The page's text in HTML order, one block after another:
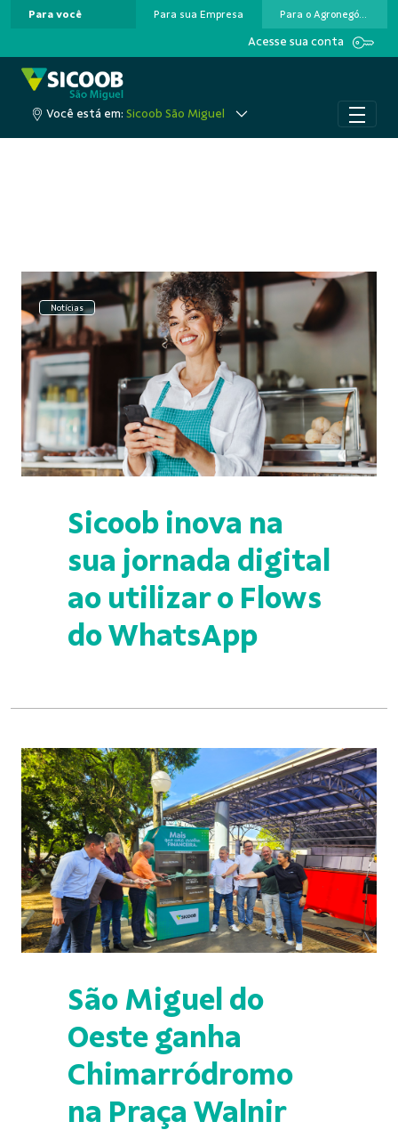
Pular para o Conteúdo principal
Para você Para sua Empresa Para o Agronegócio
Acesse sua conta
Você está em: Sicoob São Miguel
Notícias
Sicoob inova na
sua jornada digital
ao utilizar o Flows
do WhatsApp
São Miguel do
Oeste ganha
Chimarródromo
na Praça Walnir